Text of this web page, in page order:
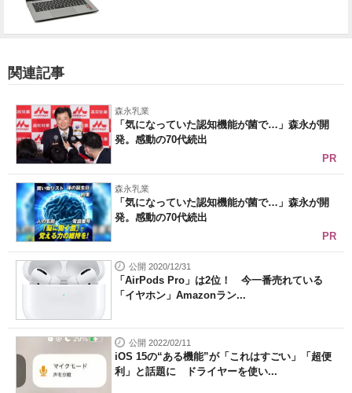
関連記事
森永乳業
「気になっていた認知機能が菌で…」森永が開
発。感動の70代続出
PR
森永乳業
「気になっていた認知機能が菌で…」森永が開
発。感動の70代続出
PR
公開 2020/12/31
「AirPods Pro」は2位！ 今一番売れている
「イヤホン」Amazonラン...
公開 2022/02/11
iOS 15の“ある機能”が「これはすごい」「超便
利」と話題に ドライヤーを使い...